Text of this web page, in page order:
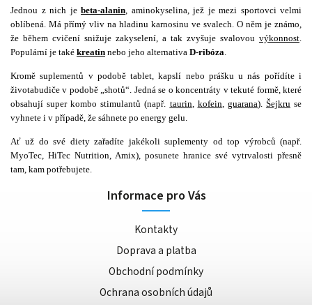
Jednou z nich je beta-alanin, aminokyselina, jež je mezi sportovci velmi
oblíbená. Má přímý vliv na hladinu karnosinu ve svalech. O něm je známo,
že během cvičení snižuje zakyselení, a tak zvyšuje svalovou výkonnost.
Populární je také kreatin nebo jeho alternativa D-ribóza.
Kromě suplementů v podobě tablet, kapslí nebo prášku u nás pořídíte i
životabudiče v podobě „shotů“. Jedná se o koncentráty v tekuté formě, které
obsahují super kombo stimulantů (např. taurin, kofein, guarana). Šejkruse
vyhnete i v případě, že sáhnete po energy gelu.
Ať už do své diety zařadíte jakékoli suplementy od top výrobců (např.
MyoTec, HiTec Nutrition, Amix), posunete hranice své vytrvalosti přesně
tam, kam potřebujete.
Informace pro Vás
Kontakty
Doprava a platba
Obchodní podmínky
Ochrana osobních údajů